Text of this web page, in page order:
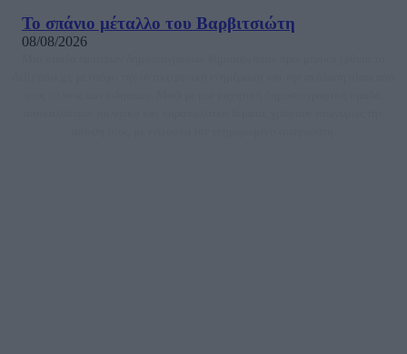
Το σπάνιο μέταλλο του Βαρβιτσιώτη
08/08/2026